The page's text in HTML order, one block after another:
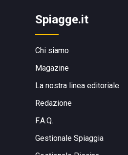
Spiagge.it
Chi siamo
Magazine
La nostra linea editoriale
Redazione
F.A.Q.
Gestionale Spiaggia